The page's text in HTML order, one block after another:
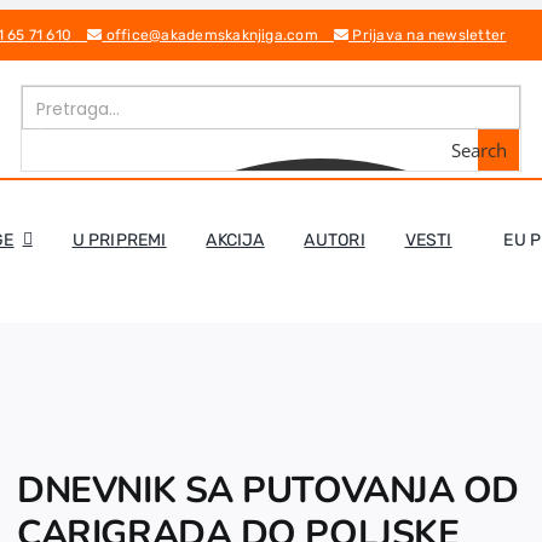
65 71 610 office@akademskaknjiga.com Prijava na newsletter
Search
U PRIPREMI AKCIJA AUTORI VESTI EU
DNEVNIK SA PUTOVANJA OD